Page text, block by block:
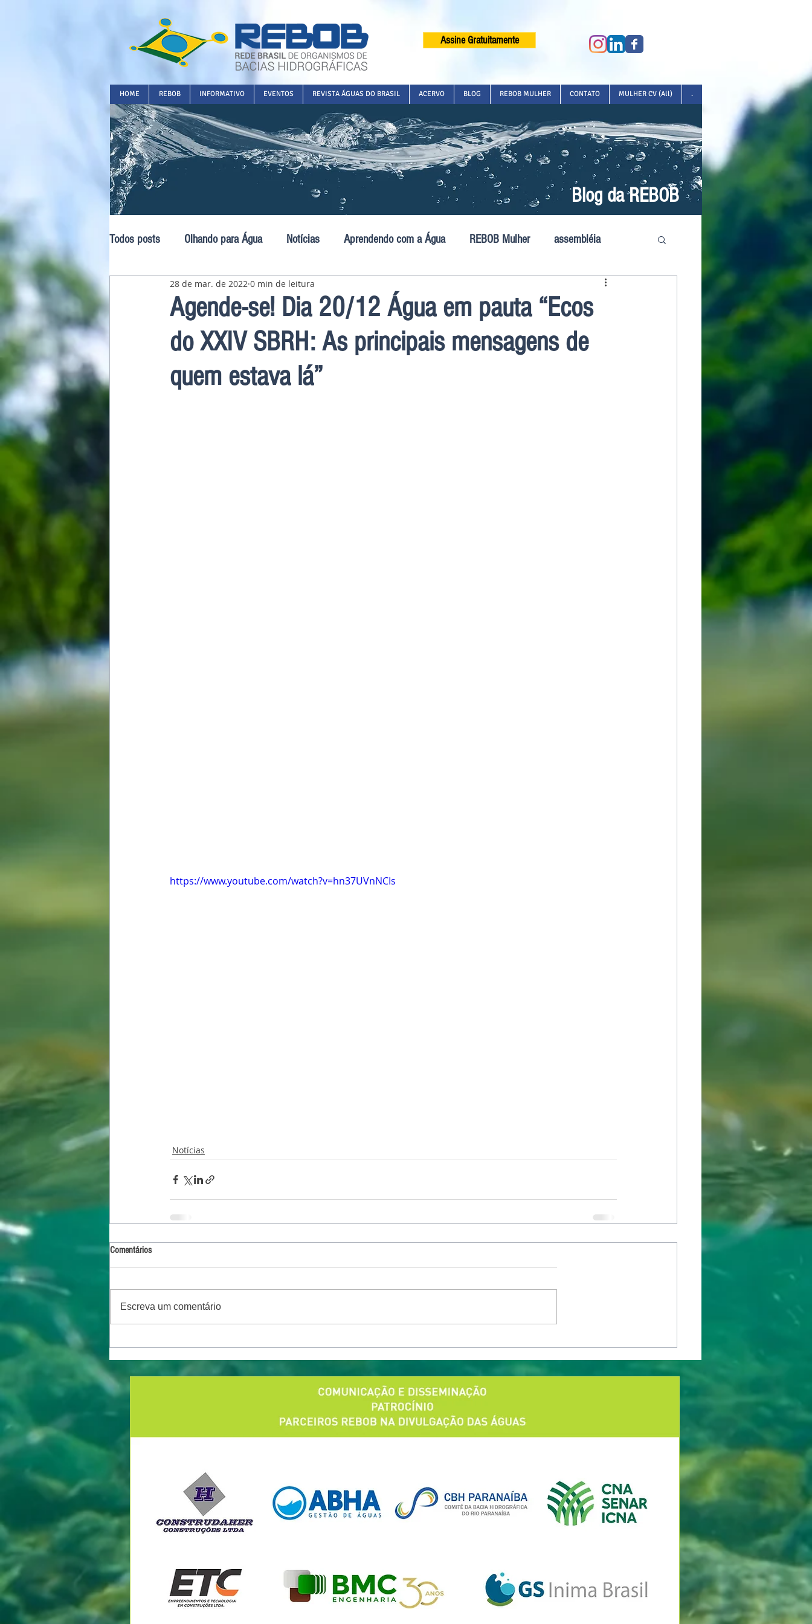
Assine Gratuitamente
HOME REBOB INFORMATIVO EVENTOS REVISTA ÁGUAS DO BRASIL ACERVO BLOG REBOB MULHER CONTATO MULHER CV (All) .
Blog da REBOB
Todos posts Olhando para Água Notícias Aprendendo com a Água REBOB Mulher assembléia
Pavilhão Latino-Americano
Agende-se! Dia 20/12 Água em pauta “Ecos
do XXIV SBRH: As principais mensagens de
quem estava lá”
28 de mar. de 2022 0 min de leitura
https://www.youtube.com/watch?v=hn37UVnNCIs
Notícias
Comentários
Escreva um comentário